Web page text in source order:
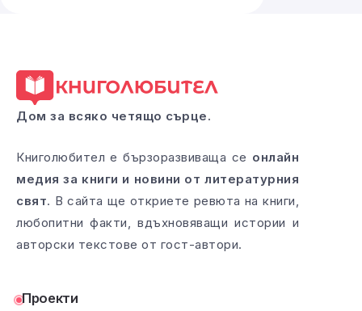
Дом за всяко четящо сърце.
Книголюбител е бързоразвиваща се онлайн
медия за книги и новини от литературния
свят. В сайта ще откриете ревюта на книги,
любопитни факти, вдъхновяващи истории и
авторски текстове от гост-автори.
Проекти